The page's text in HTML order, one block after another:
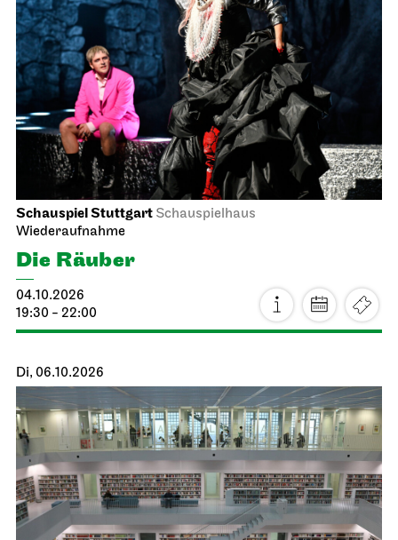
Schauspiel Stuttgart Schauspielhaus
Wiederaufnahme
Die Räuber
04.10.2026
19:30 - 22:00
Di, 06.10.2026